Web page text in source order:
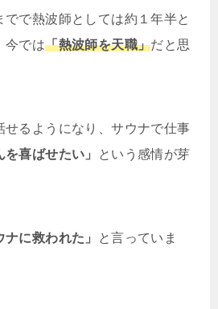
で熱波師としては約１年半と
今では「熱波師を天職」だと思
せるようになり、サウナで仕事
を喜ばせたい」
という感情が芽
ナに救われた」
と言っていま